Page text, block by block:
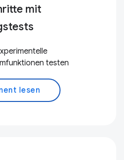
mit
testen
lesen